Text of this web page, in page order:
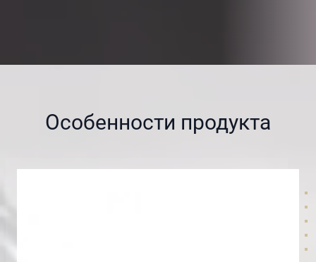
Особенности продукта